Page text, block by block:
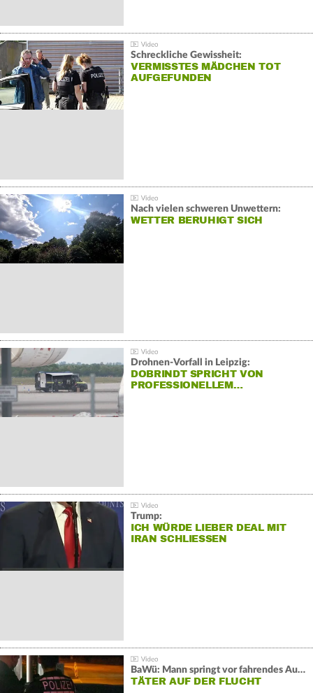
Schreckliche Gewissheit:
VERMISSTES MÄDCHEN TOT
AUFGEFUNDEN
Nach vielen schweren Unwettern:
WETTER BERUHIGT SICH
Drohnen-Vorfall in Leipzig:
DOBRINDT SPRICHT VON
PROFESSIONELLEM…
Trump:
ICH WÜRDE LIEBER DEAL MIT
IRAN SCHLIESSEN
BaWü: Mann springt vor fahrendes Auto und schießt
TÄTER AUF DER FLUCHT